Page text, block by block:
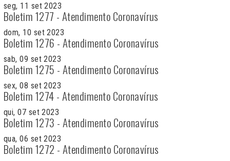
seg, 11 set 2023
Boletim 1277 - Atendimento Coronavírus
dom, 10 set 2023
Boletim 1276 - Atendimento Coronavírus
sab, 09 set 2023
Boletim 1275 - Atendimento Coronavírus
sex, 08 set 2023
Boletim 1274 - Atendimento Coronavírus
qui, 07 set 2023
Boletim 1273 - Atendimento Coronavírus
qua, 06 set 2023
Boletim 1272 - Atendimento Coronavírus